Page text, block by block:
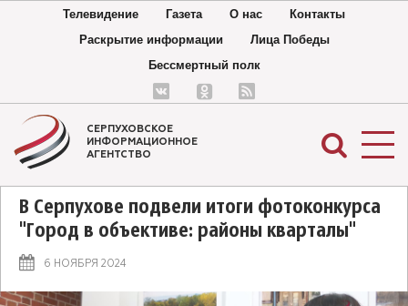
Телевидение Газета О нас
Контакты
Раскрытие информации
Лица Победы
Бессмертный полк
СЕРПУХОВСКОЕ
ИНФОРМАЦИОННОЕ
АГЕНТСТВО
В Серпухове подвели итоги фотоконкурса
"Город в объективе: районы кварталы"
6 НОЯБРЯ 2024